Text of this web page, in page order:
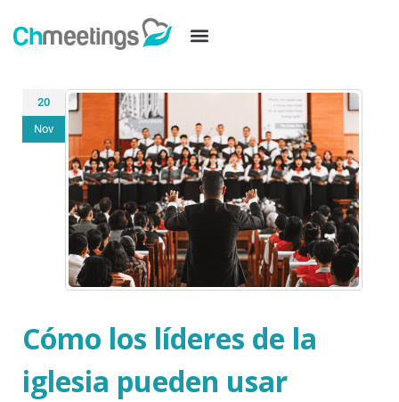
20
Nov
Cómo los líderes de la
iglesia pueden usar